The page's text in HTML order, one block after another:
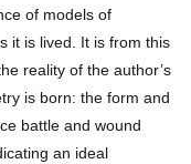
of models of
it is lived. It is from this
reality of the author’s
is born: the form and
battle and wound
an ideal